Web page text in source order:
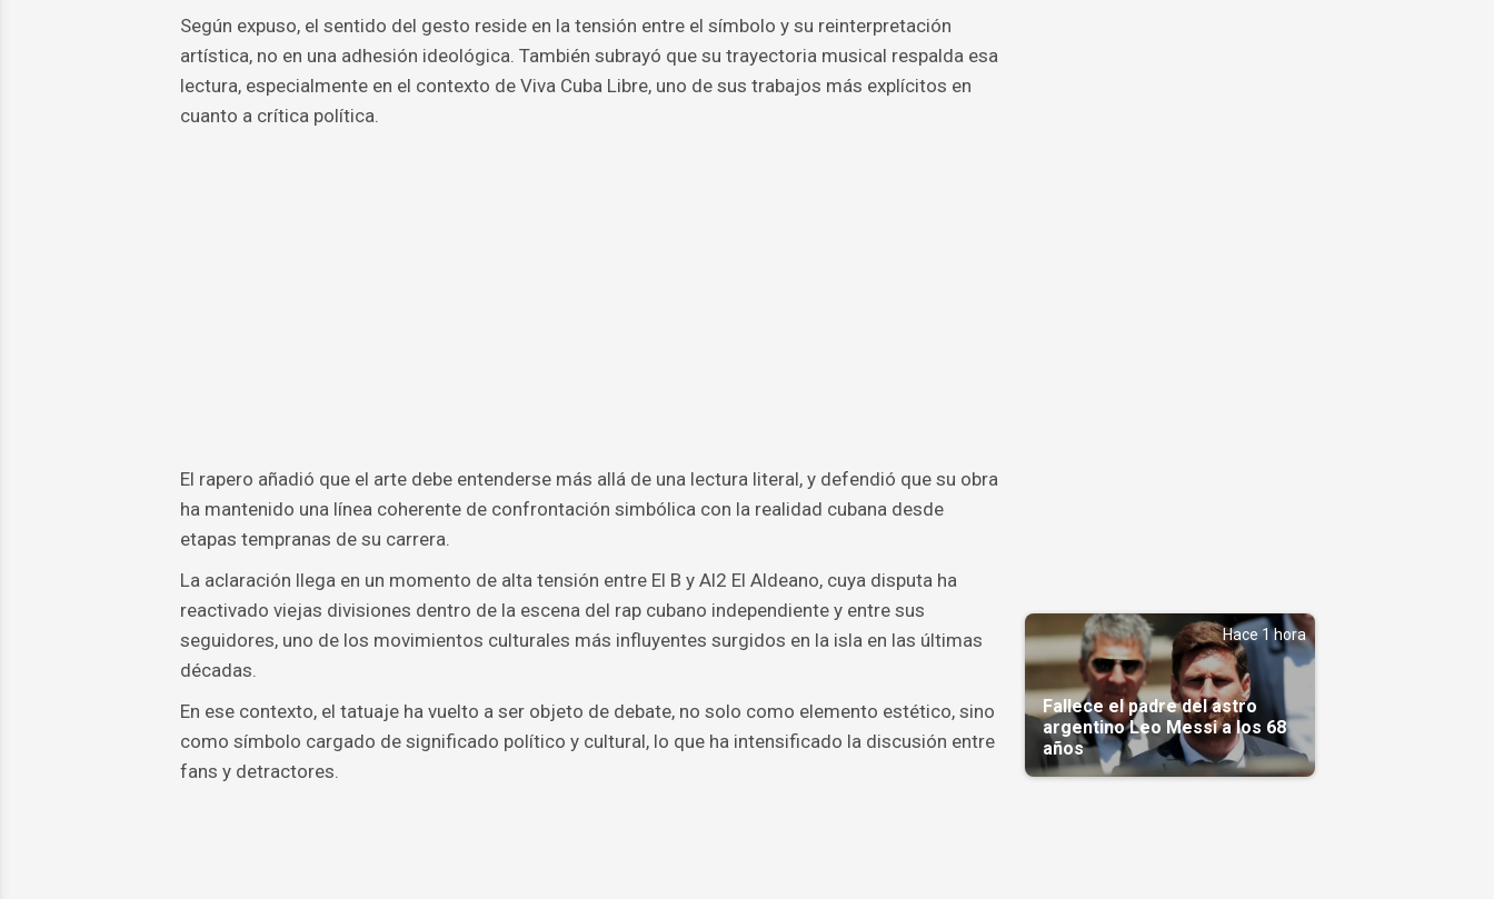
Según expuso, el sentido del gesto reside en la tensión entre el símbolo y su reinterpretación
artística, no en una adhesión ideológica. También subrayó que su trayectoria musical respalda esa
lectura, especialmente en el contexto de Viva Cuba Libre, uno de sus trabajos más explícitos en
cuanto a crítica política.
El rapero añadió que el arte debe entenderse más allá de una lectura literal, y defendió que su obra
ha mantenido una línea coherente de confrontación simbólica con la realidad cubana desde
etapas tempranas de su carrera.
La aclaración llega en un momento de alta tensión entre El B y Al2 El Aldeano, cuya disputa ha
reactivado viejas divisiones dentro de la escena del rap cubano independiente y entre sus
seguidores, uno de los movimientos culturales más influyentes surgidos en la isla en las últimas
décadas.
En ese contexto, el tatuaje ha vuelto a ser objeto de debate, no solo como elemento estético, sino
como símbolo cargado de significado político y cultural, lo que ha intensificado la discusión entre
fans y detractores.
Hace 1 hora
Fallece el padre del astro
argentino Leo Messi a los 68
años